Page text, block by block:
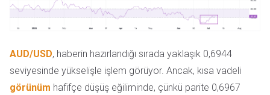
AUD/USD, haberin hazırlandığı sırada yaklaşık 0,6944
seviyesinde yükselişle işlem görüyor. Ancak, kısa vadeli
görünüm hafifçe düşüş eğiliminde, çünkü parite 0,6967